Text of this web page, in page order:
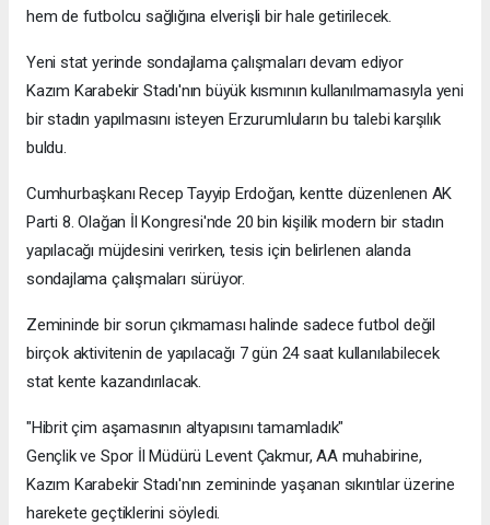
hem de futbolcu sağlığına elverişli bir hale getirilecek.
Yeni stat yerinde sondajlama çalışmaları devam ediyor
Kazım Karabekir Stadı'nın büyük kısmının kullanılmamasıyla yeni
bir stadın yapılmasını isteyen Erzurumluların bu talebi karşılık
buldu.
Cumhurbaşkanı Recep Tayyip Erdoğan, kentte düzenlenen AK
Parti 8. Olağan İl Kongresi'nde 20 bin kişilik modern bir stadın
yapılacağı müjdesini verirken, tesis için belirlenen alanda
sondajlama çalışmaları sürüyor.
Zemininde bir sorun çıkmaması halinde sadece futbol değil
birçok aktivitenin de yapılacağı 7 gün 24 saat kullanılabilecek
stat kente kazandırılacak.
"Hibrit çim aşamasının altyapısını tamamladık"
Gençlik ve Spor İl Müdürü Levent Çakmur, AA muhabirine,
Kazım Karabekir Stadı'nın zemininde yaşanan sıkıntılar üzerine
harekete geçtiklerini söyledi.